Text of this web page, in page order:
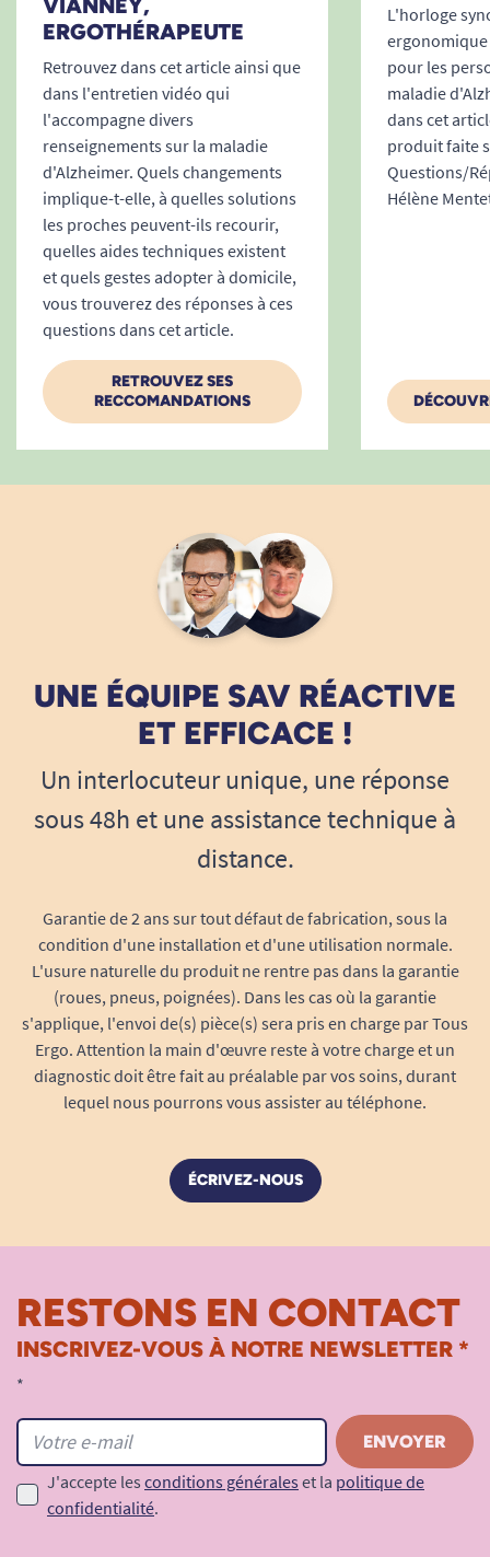
reste une bonne base
A. Anonymous
30/11/2021
Le logiciel d'envoi d'images, de messages, de notes sur
le calendrier est très facile à utiliser à partir de mon
téléphone. L'horloge correspond à mes attentes:
messages écrits ou oraux; icônes simples.Taille des
infos écrites....
A. Anonymous
25/04/2020
Produit parfait pour maintenir le contact.
1 2
VIANNEY,
ERGOTHÉRAPEUTE
Retrouvez dans cet article ainsi que
dans l'entretien vidéo qui
l'accompagne divers
renseignements sur la maladie
d'Alzheimer. Quels changements
implique-t-elle, à quelles solutions
les proches peuvent-ils recourir,
quelles aides techniques existent
et quels gestes adopter à domicile,
vous trouverez des réponses à ces
questions dans cet article.
RETROUVEZ SES
RECCOMANDATIONS
L'horloge
pour les
maladie
dans cet
produit faite
Questions/
Hélène
UNE ÉQUIPE SAV RÉACTIVE
ET EFFICACE !
Un interlocuteur unique, une réponse
sous 48h et une assistance technique à
distance.
Garantie de 2 ans sur tout défaut de fabrication, sous la
condition d'une installation et d'une utilisation normale.
L'usure naturelle du produit ne rentre pas dans la garantie
(roues, pneus, poignées). Dans les cas où la garantie
s'applique, l'envoi de(s) pièce(s) sera pris en charge par Tous
Ergo. Attention la main d'œuvre reste à votre charge et un
diagnostic doit être fait au préalable par vos soins, durant
lequel nous pourrons vous assister au téléphone.
ÉCRIVEZ-NOUS
RESTONS EN CONTACT
INSCRIVEZ-VOUS À NOTRE NEWSLETTER *
*
J'accepte les conditions générales et la politique de
confidentialité.